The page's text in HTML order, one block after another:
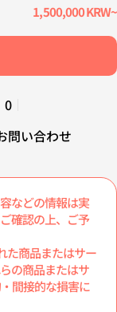
1,500,000 KRW~
0
問い合わせ
などの情報は実
確認の上、ご予
た商品またはサー
の商品またはサ
間接的な損害に